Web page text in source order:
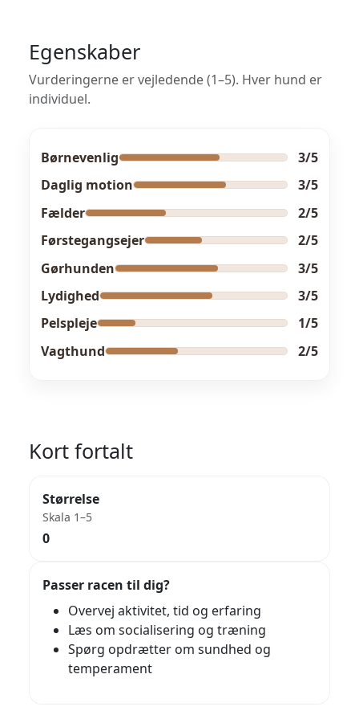
Egenskaber
Vurderingerne er vejledende (1–5). Hver hund er
individuel.
Børnevenlig
3/5
Daglig motion
3/5
Fælder
2/5
Førstegangsejer
2/5
Gørhunden
3/5
Lydighed
3/5
Pelspleje
1/5
Vagthund
2/5
Kort fortalt
Størrelse
Skala 1–5
0
Passer racen til dig?
Overvej aktivitet, tid og erfaring
Læs om socialisering og træning
Spørg opdrætter om sundhed og
temperament